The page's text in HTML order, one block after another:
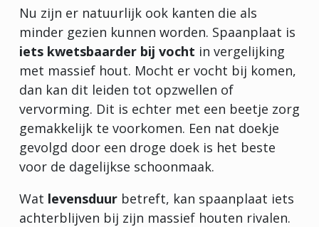
Nu zijn er natuurlijk ook kanten die als
minder gezien kunnen worden. Spaanplaat is
iets kwetsbaarder bij vocht in vergelijking
met massief hout. Mocht er vocht bij komen,
dan kan dit leiden tot opzwellen of
vervorming. Dit is echter met een beetje zorg
gemakkelijk te voorkomen. Een nat doekje
gevolgd door een droge doek is het beste
voor de dagelijkse schoonmaak.
Wat levensduur betreft, kan spaanplaat iets
achterblijven bij zijn massief houten rivalen.